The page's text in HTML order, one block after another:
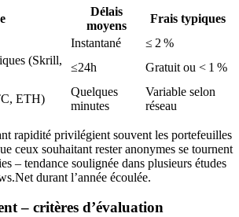
Délais
moyens
Frais typiques
Instantané
≤ 2 %
(Skrill,
≤24h Gratuit ou < 1 %
ETH)
Quelques
minutes
Variable selon
réseau
rapidité privilégient souvent les portefeuilles
ceux souhaitant rester anonymes se tournent
– tendance soulignée dans plusieurs études
durant l’année écoulée.
– critères d’évaluation